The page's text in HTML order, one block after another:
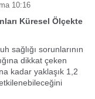
10:16
Küresel Ölçekte
sağlığı sorunlarının
dikkat çeken
kadar yaklaşık 1,2